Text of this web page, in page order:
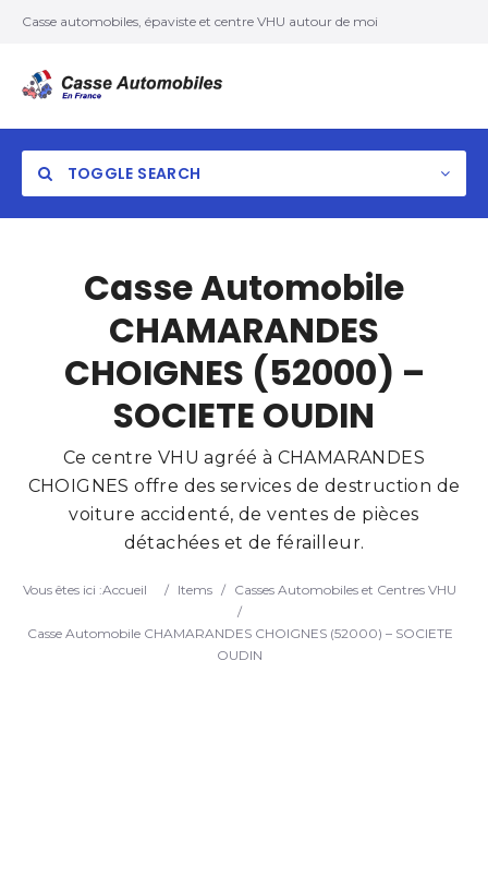
Casse automobiles, épaviste et centre VHU autour de moi
TOGGLE SEARCH
Search
Casse Automobile
CHAMARANDES
CHOIGNES (52000) –
SOCIETE OUDIN
Ce centre VHU agréé à CHAMARANDES
CHOIGNES offre des services de destruction de
voiture accidenté, de ventes de pièces
détachées et de férailleur.
Vous êtes ici :Accueil / Items / Casses Automobiles et Centres VHU
/
Casse Automobile CHAMARANDES CHOIGNES (52000) – SOCIETE
OUDIN